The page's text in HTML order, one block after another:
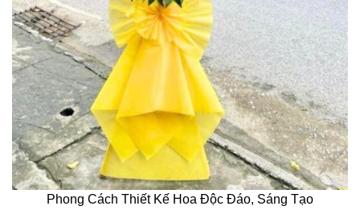
Phong Cách Thiết Kế Hoa Độc Đáo, Sáng Tạo